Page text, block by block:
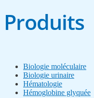
Produits
Biologie moléculaire
Biologie urinaire
Hématologie
Hémoglobine glyquée